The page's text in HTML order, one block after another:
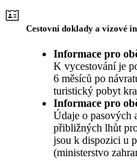
Cestovní doklady a vízové
Informace pro
K vycestování je
6 měsíců po
turistický pobyt
Informace pro
Údaje o pasových
přibližných lhůt
jsou k dispozici u
(ministerstvo